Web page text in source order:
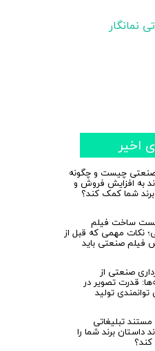
نمانگار
اخیر
چیست و چگونه
به افزایش فروش و
برند شما کمک کند؟
ساخت فیلم
نکات مهمی که قبل از
فیلم صنعتی باید
صنعتی از
قدرت تصویر در
تولید
تبلیغاتی
داستان برند شما را
کند؟